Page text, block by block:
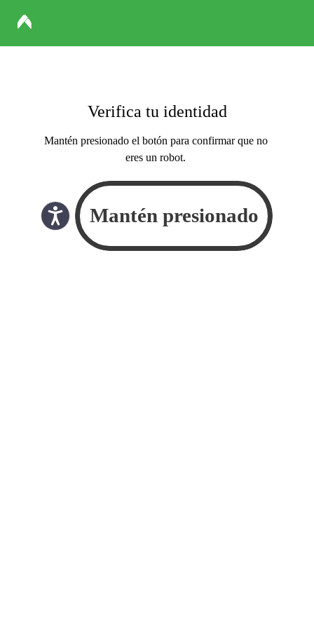
Verifica tu identidad
Mantén presionado el botón para confirmar que no
eres un robot.